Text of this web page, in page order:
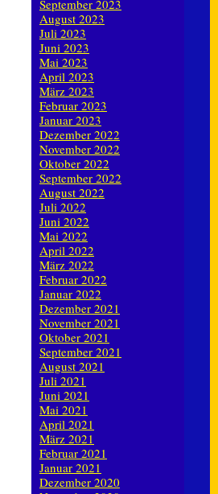
September 2023
August 2023
Juli 2023
Juni 2023
Mai 2023
April 2023
März 2023
Februar 2023
Januar 2023
Dezember 2022
November 2022
Oktober 2022
September 2022
August 2022
Juli 2022
Juni 2022
Mai 2022
April 2022
März 2022
Februar 2022
Januar 2022
Dezember 2021
November 2021
Oktober 2021
September 2021
August 2021
Juli 2021
Juni 2021
Mai 2021
April 2021
März 2021
Februar 2021
Januar 2021
Dezember 2020